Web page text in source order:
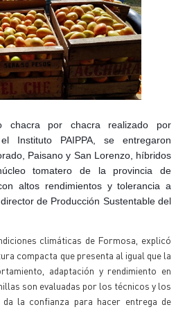
chacra por chacra realizado por
Instituto PAIPPA, se entregaron
Paisano y San Lorenzo, híbridos
tomatero de la provincia de
altos rendimientos y tolerancia a
de Producción Sustentable del
climáticas de Formosa, explicó
compacta que presenta al igual que la
adaptación y rendimiento en
son evaluadas por los técnicos y los
la confianza para hacer entrega de